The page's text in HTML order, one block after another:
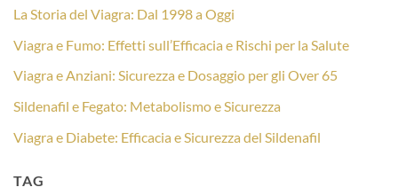
La Storia del Viagra: Dal 1998 a Oggi
Viagra e Fumo: Effetti sull’Efficacia e Rischi per la Salute
Viagra e Anziani: Sicurezza e Dosaggio per gli Over 65
Sildenafil e Fegato: Metabolismo e Sicurezza
Viagra e Diabete: Efficacia e Sicurezza del Sildenafil
TAG